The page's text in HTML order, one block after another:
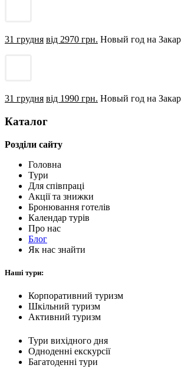
31 грудня від 2970 грн. Новый год на
31 грудня від 1990 грн. Новый год на
Каталог
Розділи сайту
Головна
Тури
Для cпівпраці
Акції та знижки
Бронювання готелів
Календар турів
Про нас
Блог
Як нас знайти
Наші тури:
Корпоративний туризм
Шкільний туризм
Активний туризм
Тури вихідного дня
Одноденні екскурсії
Багатоденні тури